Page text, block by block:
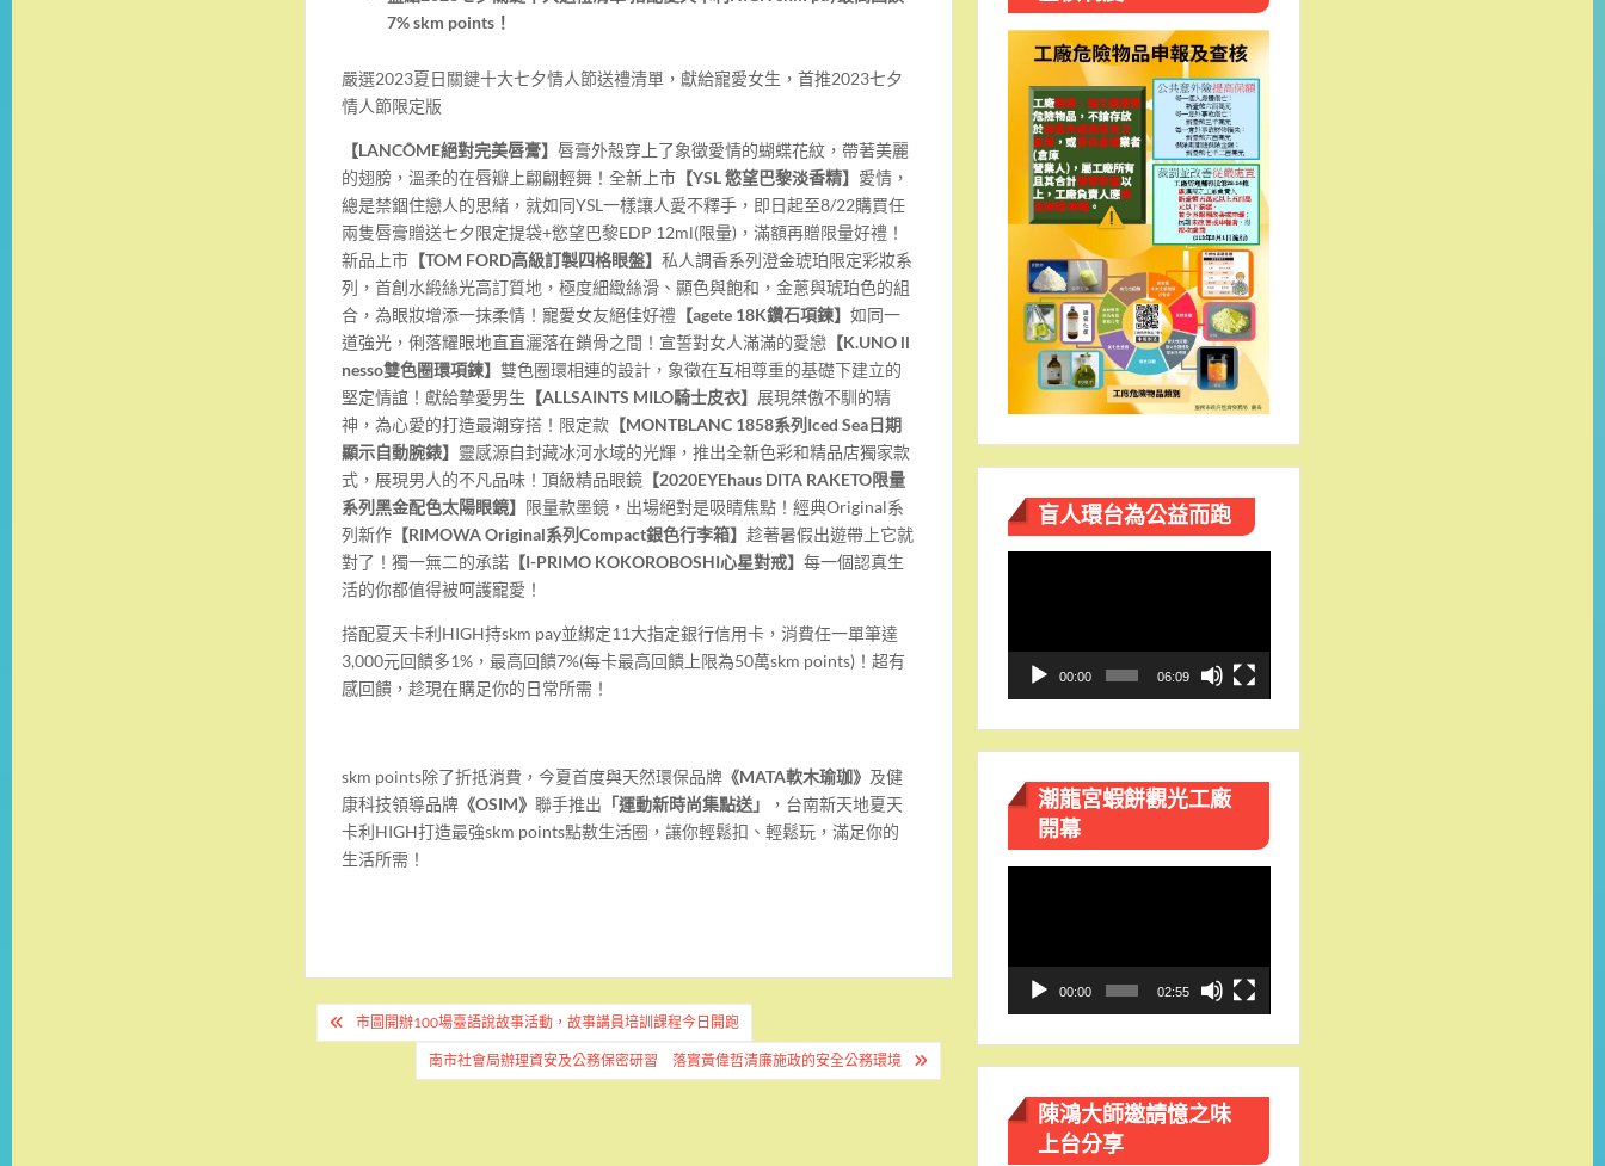
7% skm points ！
嚴選2023夏日關鍵十大七夕情人節送禮清單，獻給寵愛女生，首推2023七夕
情人節限定版
【LANCÔME絕對完美唇膏】 唇膏外殼穿上了象徵愛情的蝴蝶花紋，帶著美麗
的翅膀，溫柔的在唇瓣上翩翩輕舞！全新上市【YSL慾望巴黎淡香精】 愛情，
總是禁錮住戀人的思緒，就如同YSL一樣讓人愛不釋手，即日起至8/22購買任
兩隻唇膏贈送七夕限定提袋+慾望巴黎EDP 12ml(限量)，滿額再贈限量好禮！
新品上市【TOM FORD高級訂製四格眼盤】 私人調香系列澄金琥珀限定彩妝系
列，首創水緞絲光高訂質地，極度細緻絲滑、顯色與飽和，金蔥與琥珀色的組
合，為眼妝增添一抹柔情！寵愛女友絕佳好禮【agete 18K鑽石項鍊】 如同一
道強光，俐落耀眼地直直灑落在鎖骨之間！宣誓對女人滿滿的愛戀【K.UNO ll
nesso雙色圈環項鍊】 雙色圈環相連的設計，象徵在互相尊重的基礎下建立的
堅定情誼！獻給摯愛男生 【ALLSAINTS MILO騎士皮衣】 展現桀傲不馴的精
神，為心愛的打造最潮穿搭！限定款【MONTBLANC 1858系列 Iced Sea日期
顯示自動腕錶】 靈感源自封藏冰河水域的光輝，推出全新色彩和精品店獨家款
式，展現男人的不凡品味！頂級精品眼鏡【2020EYEhaus DITA RAKETO限量
系列黑金配色太陽眼鏡】 限量款墨鏡，出場絕對是吸睛焦點！經典Original系
列新作【RIMOWA Original系列 Compact銀色行李箱】 趁著暑假出遊帶上它就
對了！獨一無二的承諾【I-PRIMO KOKOROBOSHI心星對戒】 每一個認真生
活的你都值得被呵護寵愛！
搭配夏天卡利HIGH持skm pay並綁定11大指定銀行信用卡，消費任一單筆達
3,000元回饋多1%，最高回饋7%(每卡最高回饋上限為50萬skm points)！超有
感回饋，趁現在購足你的日常所需！
skm points除了折抵消費，今夏首度與天然環保品牌《MATA軟木瑜珈》 及健
康科技領導品牌《OSIM》 聯手推出 「運動新時尚集點送」
，台南新天地夏天
卡利HIGH打造最強skm points點數生活圈，讓你輕鬆扣、輕鬆玩，滿足你的
生活所需！
文
章
市圖開辦100場臺語說故事活動，故事講員培訓課程今日開跑
南市社會局辦理資安及公務保密研習 落實黃偉哲清廉施政的安全公務環境
盲人環台​為公益而跑
放
00:00 06:09
潮龍宮蝦餅觀光工廠
開幕
00:00 02:55
陳鴻大師邀請憶之味
上台分享